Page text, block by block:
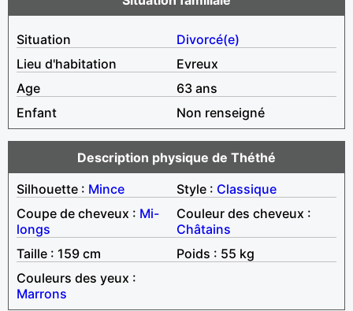
Situation
Divorcé(e)
Lieu d'habitation
Evreux
Age
63 ans
Enfant
Non renseigné
Description physique de Théthé
Silhouette : Mince Style : Classique
Coupe de cheveux : Mi-
longs
Couleur des cheveux :
Châtains
Taille : 159 cm
Poids : 55 kg
Couleurs des yeux :
Marrons